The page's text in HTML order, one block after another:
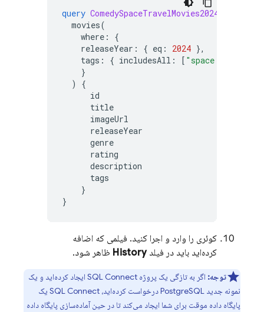
query ComedySpaceTravelMovies2024
movies(
where :
{
releaseYear : { eq : 2024 },
tags : { includesAll : [ "space travel"
}
)
{
id
title
imageUrl
releaseYear
genre
rating
description
tags
}
}
کوئری را وارد و اجرا کنید. فیلمی که اضافه
کرده‌اید باید در فیلدHistory ظاهر شود.
توجه: اگر به تازگی یک پروژهSQL Connect ایجاد کرده‌اید و یک
نمونه جدید PostgreSQL درخواست کرده‌اید،
SQL Connect یک
پایگاه داده موقت برای شما ایجاد می‌کند تا در حین آماده‌سازی پایگاه داده